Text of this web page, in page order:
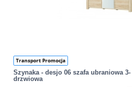
Transport Promocja
Szynaka - desjo 06 szafa ubraniowa 3-
drzwiowa